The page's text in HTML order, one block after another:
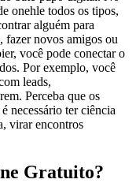
onehle todos os tipos,
alguém para
fazer novos amigos ou
você pode conectar o
Por exemplo, você
leads,
Perceba que os
necessário ter ciência
virar encontros
Gratuito?